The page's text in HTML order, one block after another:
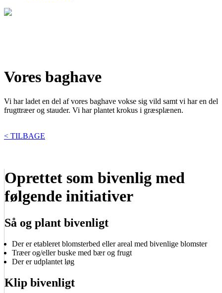
Vores baghave
Vi har ladet en del af vores baghave vokse sig vild samt vi har en del
frugttræer og stauder. Vi har plantet krokus i græsplænen.
< TILBAGE
Oprettet som bivenlig med
følgende initiativer
Så og plant bivenligt
Der er etableret blomsterbed eller areal med bivenlige blomster
Træer og/eller buske med bær og frugt
Der er udplantet løg
Klip bivenligt